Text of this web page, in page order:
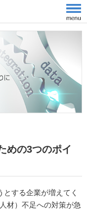
めの3つのポイ
する企業が増えてく
材）不足への対策が急